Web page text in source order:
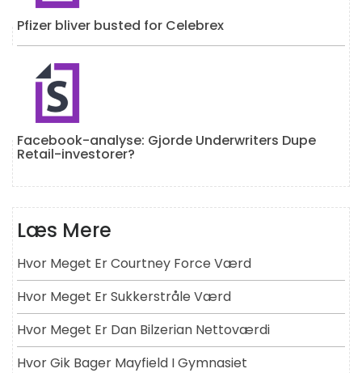
Pfizer bliver busted for Celebrex
Facebook-analyse: Gjorde Underwriters Dupe
Retail-investorer?
Læs Mere
Hvor Meget Er Courtney Force Værd
Hvor Meget Er Sukkerstråle Værd
Hvor Meget Er Dan Bilzerian Nettoværdi
Hvor Gik Bager Mayfield I Gymnasiet